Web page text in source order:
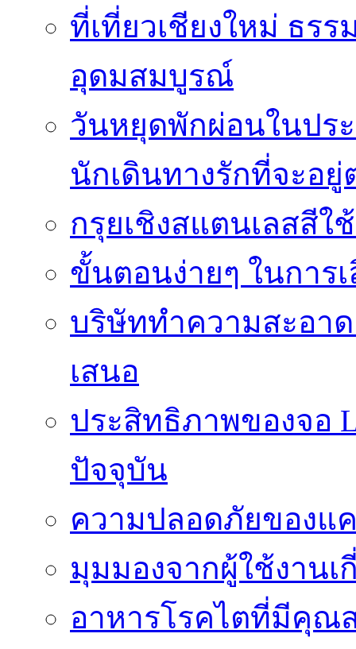
ที่เที่ยวเชียงใหม่ ธร
อุดมสมบูรณ์
วันหยุดพักผ่อนในประ
นักเดินทางรักที่จะอยู่
กรุยเชิงสแตนเลสสีใ
ขั้นตอนง่ายๆ ในการ
บริษัททำความสะอา
เสนอ
ประสิทธิภาพของจอ
ปัจจุบัน
ความปลอดภัยของแ
มุมมองจากผู้ใช้งาน
อาหารโรคไตที่มีคุณ